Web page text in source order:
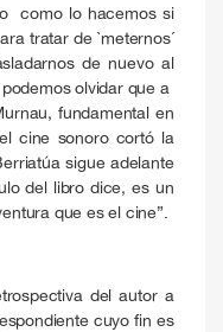
como lo hacemos si
tratar de `meternos´
de nuevo al
olvidar que a
fundamental en
cine sonoro cortó la
sigue adelante
del libro dice, es un
que es el cine”.
del autor a
cuyo fin es